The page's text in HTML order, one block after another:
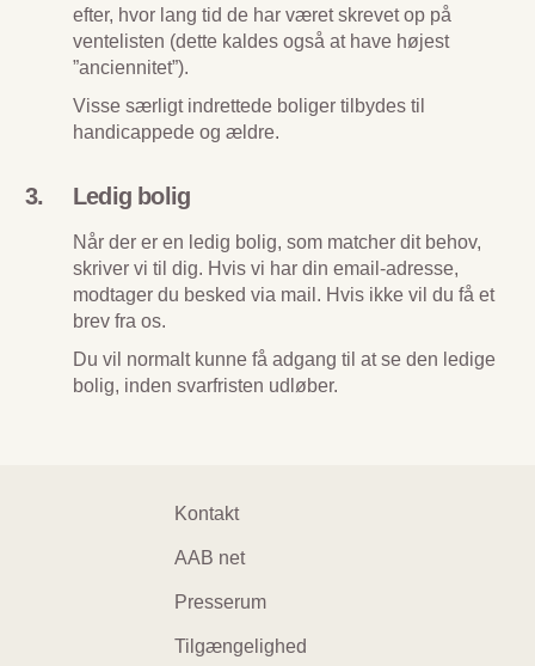
efter, hvor lang tid de har været skrevet op på
ventelisten (dette kaldes også at have højest
”anciennitet”).
Visse særligt indrettede boliger tilbydes til
handicappede og ældre.
Ledig bolig
Når der er en ledig bolig, som matcher dit behov,
skriver vi til dig. Hvis vi har din email-adresse,
modtager du besked via mail. Hvis ikke vil du få et
brev fra os.
Du vil normalt kunne få adgang til at se den ledige
bolig, inden svarfristen udløber.
Footer
navigation
Kontakt
AAB net
Presserum
Tilgængelighed